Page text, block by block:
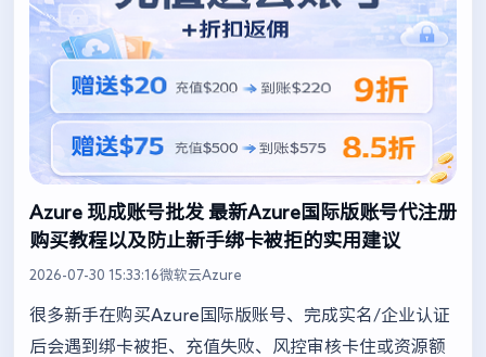
Azure 现成账号批发 最新Azure国际版账号代注册
购买教程以及防止新手绑卡被拒的实用建议
2026-07-30 15:33:16微软云Azure
很多新手在购买Azure国际版账号、完成实名/企业认证
后会遇到绑卡被拒、充值失败、风控审核卡住或资源额